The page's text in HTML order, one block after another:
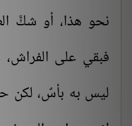
نحو هذا، أو شكَّ
فبقي على
ليس به بأسٌ، لكن